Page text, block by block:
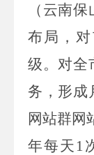
（云南
布局，
级。对全
务，形成
网站群网
年每天 1